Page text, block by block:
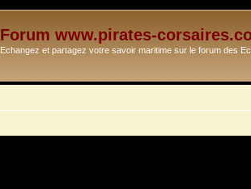
Forum www.pirates-
Echangez et partagez votre savoir maritime sur le forum des